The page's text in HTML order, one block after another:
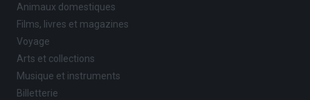
Animaux domestiques
Films, livres et magazines
Voyage
Arts et collections
Musique et instruments
Billetterie